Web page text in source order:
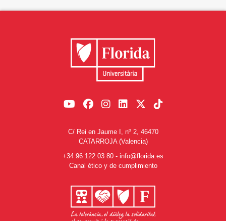
C/ Rei en Jaume I, nº 2, 46470
CATARROJA (Valencia)
+34 96 122 03 80 - info@florida.es
Canal ético y de cumplimiento